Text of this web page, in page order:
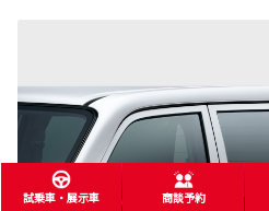
試乗車・展示車 商談予約